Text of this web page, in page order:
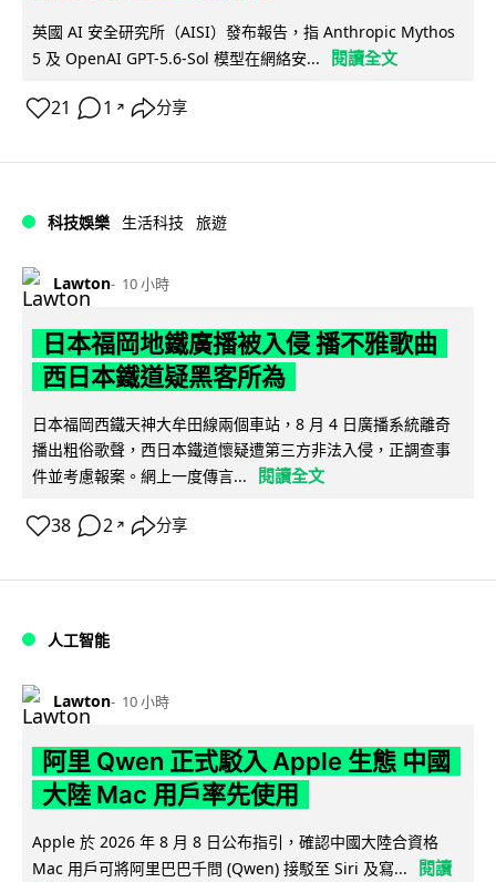
英國 AI 安全研究所（AISI）發布報告，指 Anthropic Mythos
5 及 OpenAI GPT-5.6-Sol 模型在網絡安...
閱讀全文
21 1 ↗ 分享
科技娛樂 生活科技 旅遊
Lawton 10 小時
日本福岡地鐵廣播被入侵 播不雅歌曲
西日本鐵道疑黑客所為
日本福岡西鐵天神大牟田線兩個車站，8 月 4 日廣播系統離奇
播出粗俗歌聲，西日本鐵道懷疑遭第三方非法入侵，正調查事
件並考慮報案。網上一度傳言...
閱讀全文
38 2 ↗ 分享
人工智能
Lawton 10 小時
阿里 Qwen 正式駁入 Apple 生態 中國
大陸 Mac 用戶率先使用
Apple 於 2026 年 8 月 8 日公布指引，確認中國大陸合資格
Mac 用戶可將阿里巴巴千問 (Qwen) 接駁至 Siri 及寫...
閱讀